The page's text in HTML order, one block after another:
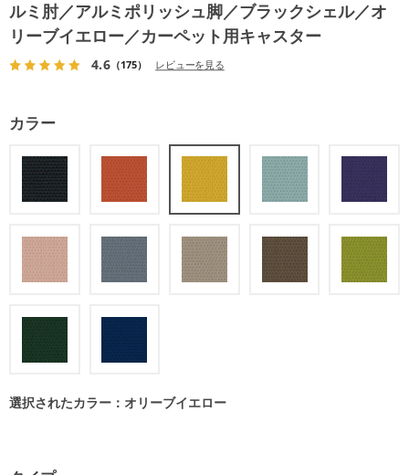
ルミ肘／アルミポリッシュ脚／ブラックシェル／オ
リーブイエロー／カーペット用キャスター
4.6（175） レビューを見る
カラー
選択されたカラー：オリーブイエロー